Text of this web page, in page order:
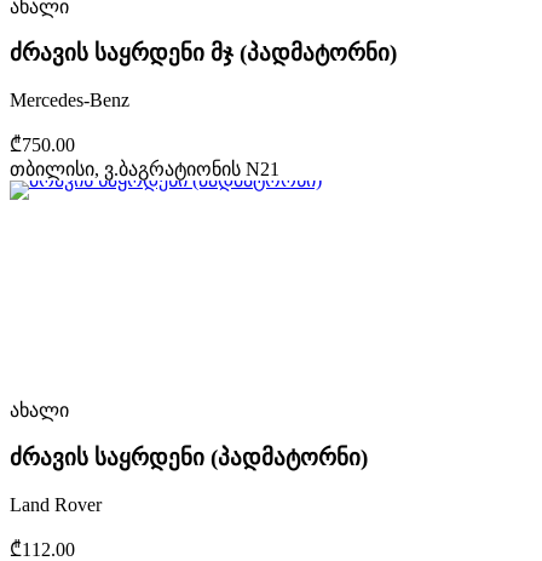
ახალი
ძრავის საყრდენი მჯ (პადმატორნი)
Mercedes-Benz
₾750.00
თბილისი, ვ.ბაგრატიონის N21
ახალი
ძრავის საყრდენი (პადმატორნი)
Land Rover
₾112.00